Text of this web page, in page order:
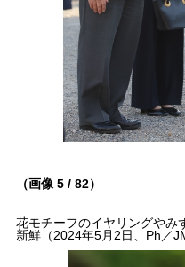
（画像 5 / 82）
花モチーフのイヤリングやみ
新鮮（2024年5月2日、Ph／